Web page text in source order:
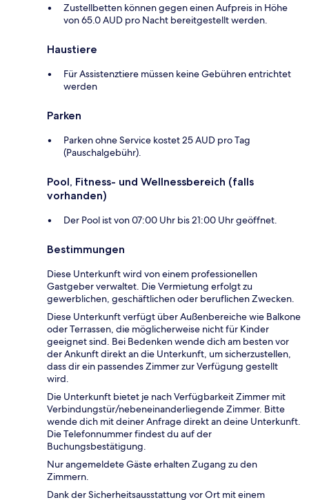
Zustellbetten können gegen einen Aufpreis in Höhe
von 65.0 AUD pro Nacht bereitgestellt werden.
Haustiere
Für Assistenztiere müssen keine Gebühren entrichtet
werden
Parken
Parken ohne Service kostet 25 AUD pro Tag
(Pauschalgebühr).
Pool, Fitness- und Wellnessbereich (falls
vorhanden)
Der Pool ist von 07:00 Uhr bis 21:00 Uhr geöffnet.
Bestimmungen
Diese Unterkunft wird von einem professionellen
Gastgeber verwaltet. Die Vermietung erfolgt zu
gewerblichen, geschäftlichen oder beruflichen Zwecken.
Diese Unterkunft verfügt über Außenbereiche wie Balkone
oder Terrassen, die möglicherweise nicht für Kinder
geeignet sind. Bei Bedenken wende dich am besten vor
der Ankunft direkt an die Unterkunft, um sicherzustellen,
dass dir ein passendes Zimmer zur Verfügung gestellt
wird.
Die Unterkunft bietet je nach Verfügbarkeit Zimmer mit
Verbindungstür/nebeneinanderliegende Zimmer. Bitte
wende dich mit deiner Anfrage direkt an deine Unterkunft.
Die Telefonnummer findest du auf der
Buchungsbestätigung.
Nur angemeldete Gäste erhalten Zugang zu den
Zimmern.
Dank der Sicherheitsausstattung vor Ort mit einem